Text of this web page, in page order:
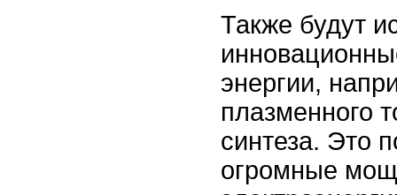
Также будут
энергии,
плазменного
синтеза. Это
огромные